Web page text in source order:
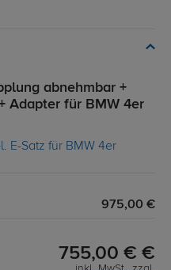
abnehmbar +
Adapter für BMW 4er
975,00 €
755,00 € €